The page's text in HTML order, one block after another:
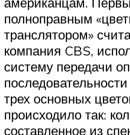
полноправным
транслятором»
компания CBS,
систему передачи
трех основных
происходило так:
составленное из